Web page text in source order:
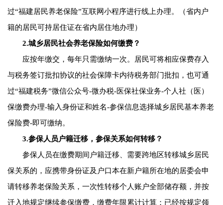
过“福建居民养老保险”互联网小程序进行线上办理。（省内户
籍的居民可持居住证在省内居住地办理）
2.城乡居民社会养老保险如何缴费？
应按年缴交，每年只需缴纳一次。居民可将相应保费存入
与税务签订批扣协议的社会保障卡内待税务部门批扣，也可通
过“福建税务”微信公众号-微办税-医保社保业务-个人社（医）
保缴费办理-输入身份证和姓名-参保信息选择城乡居民基本养老
保险费-即可缴纳。
3.参保人员户籍迁移，参保关系如何转移？
参保人员在缴费期间户籍迁移、需要跨地区转移城乡居民
保关系的，应携带身份证及户口本在新户籍所在地的居委会申
请转移养老保险关系，一次性转移个人账户全部储存额，并按
迁入地规定继续参保缴费，缴费年限累计计算；已经按规定领